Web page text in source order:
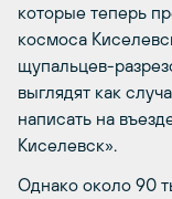
которые теперь
космоса
щупальцев-
выглядят как
написать на
Киселевск».
Однако около 90